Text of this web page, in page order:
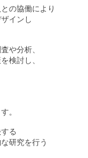
の協働により
インし
や分析、
検討し、
。
る
研究を行う